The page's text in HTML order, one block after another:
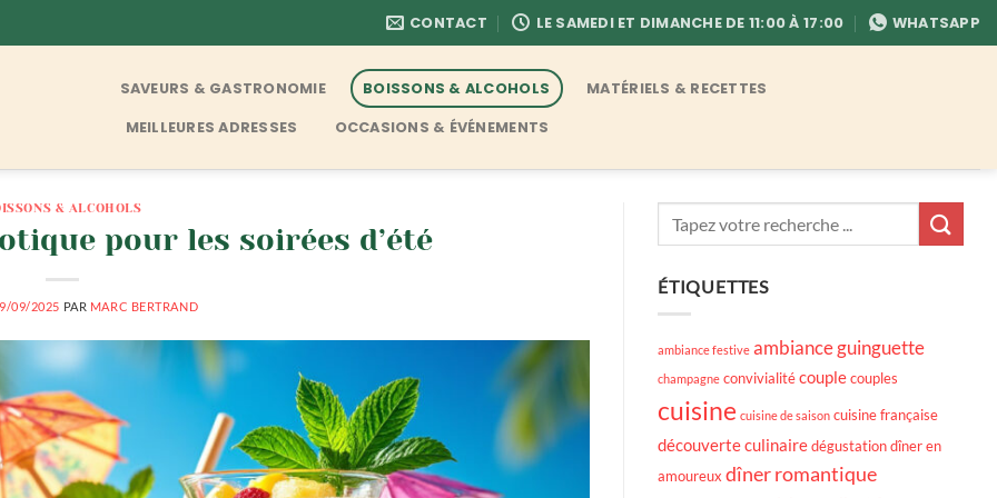
CONTACT LE SAMEDI ET DIMANCHE DE 11:00 À 17:00 WHATSAPP
SAVEURS & GASTRONOMIE BOISSONS & ALCOHOLS MATÉRIELS & RECETTES
MEILLEURES ADRESSES OCCASIONS & ÉVÉNEMENTS
& ALCOHOLS
pour les soirées d’été
09/2025 PAR MARC BERTRAND
ÉTIQUETTES
ambiance festive ambiance guinguette
champagne convivialitécouplecouples
cuisine cuisine de saison cuisine française
découverte culinairedégustationdîner en
amoureux dîner romantique